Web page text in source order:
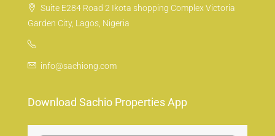
Suite E284 Road 2 Ikota shopping Complex Victoria
Garden City, Lagos, Nigeria
info@sachiong.com
Download Sachio Properties App